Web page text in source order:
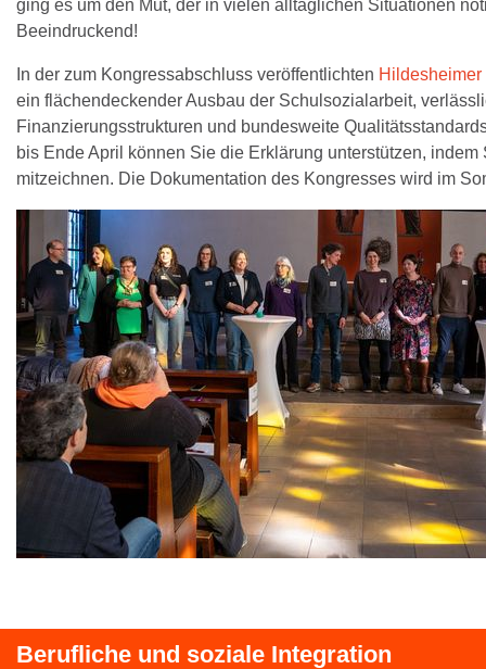
ging es um den Mut, der in vielen alltäglichen Situationen
Beeindruckend!
In der zum Kongressabschluss veröffentlichten
ein flächendeckender Ausbau der Schulsozialarbeit,
Finanzierungsstrukturen und bundesweite
bis Ende April können Sie die Erklärung unterstützen,
mitzeichnen. Die Dokumentation des Kongresses wird im
Berufliche und soziale Integration